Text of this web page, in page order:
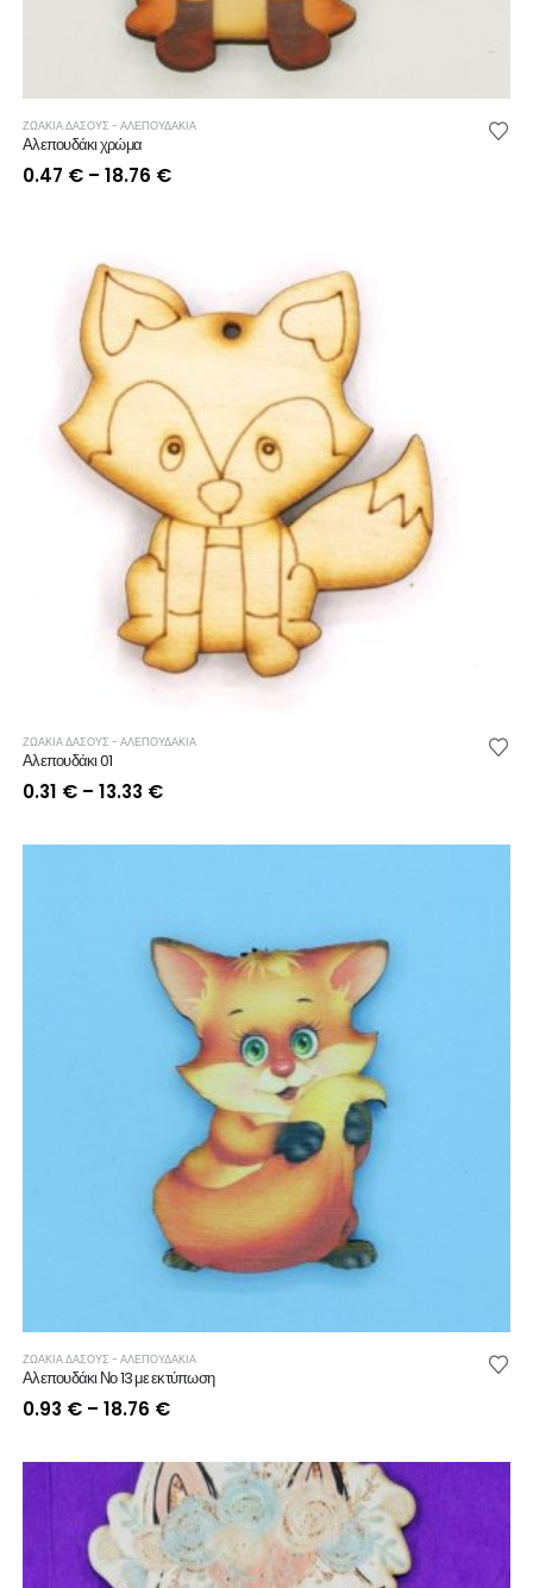
ΖΩΑΚΙΑ ΔΑΣΟΥΣ - ΑΛΕΠΟΥΔΑΚΙΑ
Αλεπουδάκι χρώμα
0.47 € – 18.76 €Price
ΖΩΑΚΙΑ ΔΑΣΟΥΣ - ΑΛΕΠΟΥΔΑΚΙΑ
Αλεπουδάκι 01
0.31 € – 13.33 €Price
through
ΖΩΑΚΙΑ ΔΑΣΟΥΣ - ΑΛΕΠΟΥΔΑΚΙΑ
Αλεπουδάκι Νο 13 με εκτύπωση
0.93 € – 18.76 €Price
through
18.76 €